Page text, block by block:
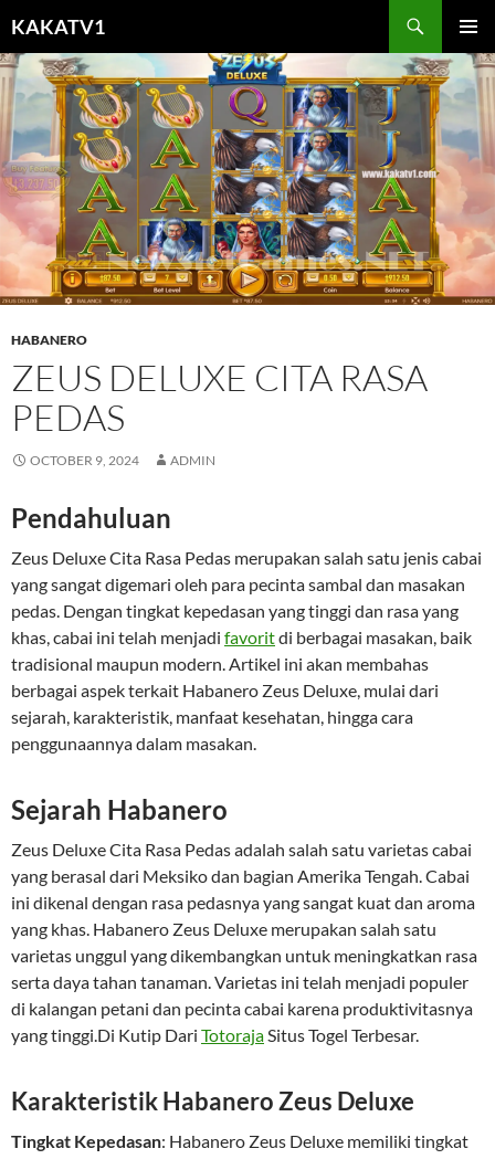
to
content
KAKATV1
MENU
HABANERO
ZEUS DELUXE CITA RASA
PEDAS
OCTOBER 9, 2024 ADMIN
Pendahuluan
Zeus Deluxe Cita Rasa Pedas merupakan salah satu jenis cabai
yang sangat digemari oleh para pecinta sambal dan masakan
pedas. Dengan tingkat kepedasan yang tinggi dan rasa yang
khas, cabai ini telah menjadi favoritdi berbagai masakan, baik
tradisional maupun modern. Artikel ini akan membahas
berbagai aspek terkait Habanero Zeus Deluxe, mulai dari
sejarah, karakteristik, manfaat kesehatan, hingga cara
penggunaannya dalam masakan.
Sejarah Habanero
Zeus Deluxe Cita Rasa Pedas adalah salah satu varietas cabai
yang berasal dari Meksiko dan bagian Amerika Tengah. Cabai
ini dikenal dengan rasa pedasnya yang sangat kuat dan aroma
yang khas. Habanero Zeus Deluxe merupakan salah satu
varietas unggul yang dikembangkan untuk meningkatkan rasa
serta daya tahan tanaman. Varietas ini telah menjadi populer
di kalangan petani dan pecinta cabai karena produktivitasnya
yang tinggi.Di Kutip Dari TotorajaSitus Togel Terbesar.
Karakteristik Habanero Zeus Deluxe
Tingkat Kepedasan: Habanero Zeus Deluxe memiliki tingkat